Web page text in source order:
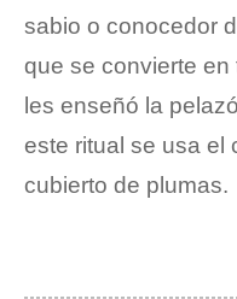
sabio o conocedor
que se convierte
les enseñó la
este ritual se usa el
cubierto de plumas.